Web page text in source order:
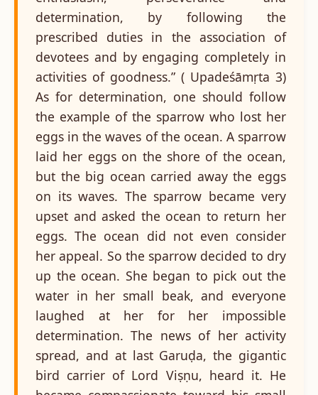
determination, by following the
prescribed duties in the association of
devotees and by engaging completely in
activities of goodness.” ( Upadeśāmṛta 3)
As for determination, one should follow
the example of the sparrow who lost her
eggs in the waves of the ocean. A sparrow
laid her eggs on the shore of the ocean,
but the big ocean carried away the eggs
on its waves. The sparrow became very
upset and asked the ocean to return her
eggs. The ocean did not even consider
her appeal. So the sparrow decided to dry
up the ocean. She began to pick out the
water in her small beak, and everyone
laughed at her for her impossible
determination. The news of her activity
spread, and at last Garuḍa, the gigantic
bird carrier of Lord Viṣṇu, heard it. He